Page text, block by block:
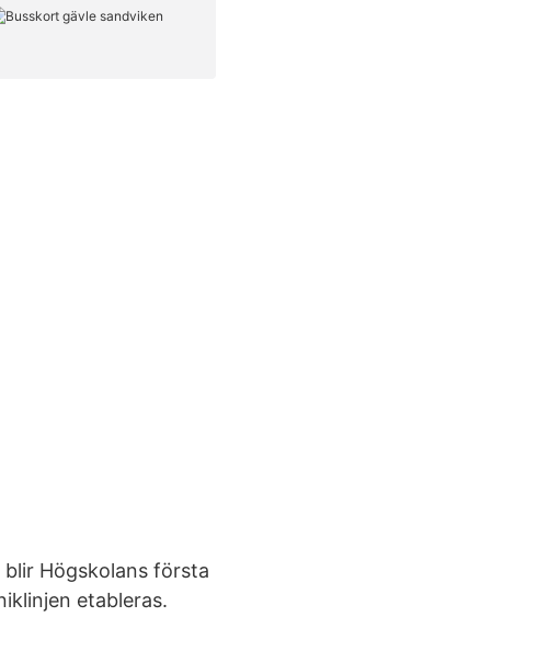
Högskolans första
etableras.